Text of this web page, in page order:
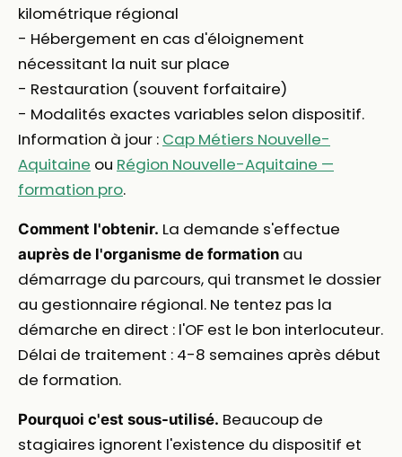
kilométrique régional
- Hébergement en cas d'éloignement
nécessitant la nuit sur place
- Restauration (souvent forfaitaire)
- Modalités exactes variables selon dispositif.
Information à jour : Cap Métiers Nouvelle-
Aquitaine ou Région Nouvelle-Aquitaine —
formation pro.
Comment l'obtenir. La demande s'effectue
auprès de l'organisme de formation au
démarrage du parcours, qui transmet le dossier
au gestionnaire régional. Ne tentez pas la
démarche en direct : l'OF est le bon interlocuteur.
Délai de traitement : 4-8 semaines après début
de formation.
Pourquoi c'est sous-utilisé. Beaucoup de
stagiaires ignorent l'existence du dispositif et